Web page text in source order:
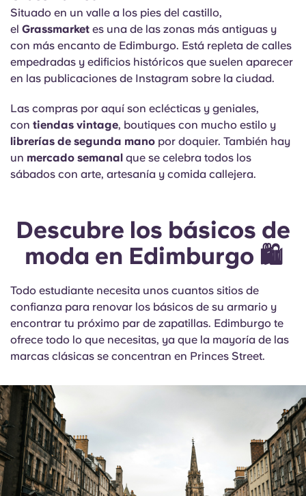
Situado en un valle a los pies del castillo,
el Grassmarket es una de las zonas más antiguas y
con más encanto de Edimburgo. Está repleta de calles
empedradas y edificios históricos que suelen aparecer
en las publicaciones de Instagram sobre la ciudad.
Las compras por aquí son eclécticas y geniales,
con tiendas vintage, boutiques con mucho estilo y
librerías de segunda mano por doquier. También hay
un mercado semanal que se celebra todos los
sábados con arte, artesanía y comida callejera.
Descubre los básicos de
moda en Edimburgo 🛍️
Todo estudiante necesita unos cuantos sitios de
confianza para renovar los básicos de su armario y
encontrar tu próximo par de zapatillas. Edimburgo te
ofrece todo lo que necesitas, ya que la mayoría de las
marcas clásicas se concentran en Princes Street.